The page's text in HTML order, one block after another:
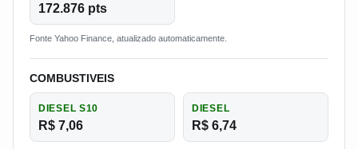
172.876 pts
Fonte Yahoo Finance, atualizado automaticamente.
COMBUSTIVEIS
DIESEL S10
R$ 7,06
DIESEL
R$ 6,74